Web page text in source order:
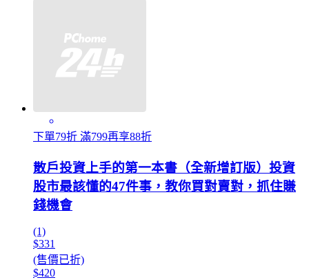
下單79折 滿799再享88折
散戶投資上手的第一本書（全新增訂版）投資
股市最該懂的47件事，教你買對賣對，抓住賺
錢機會
(1)
$331
(售價已折)
$420